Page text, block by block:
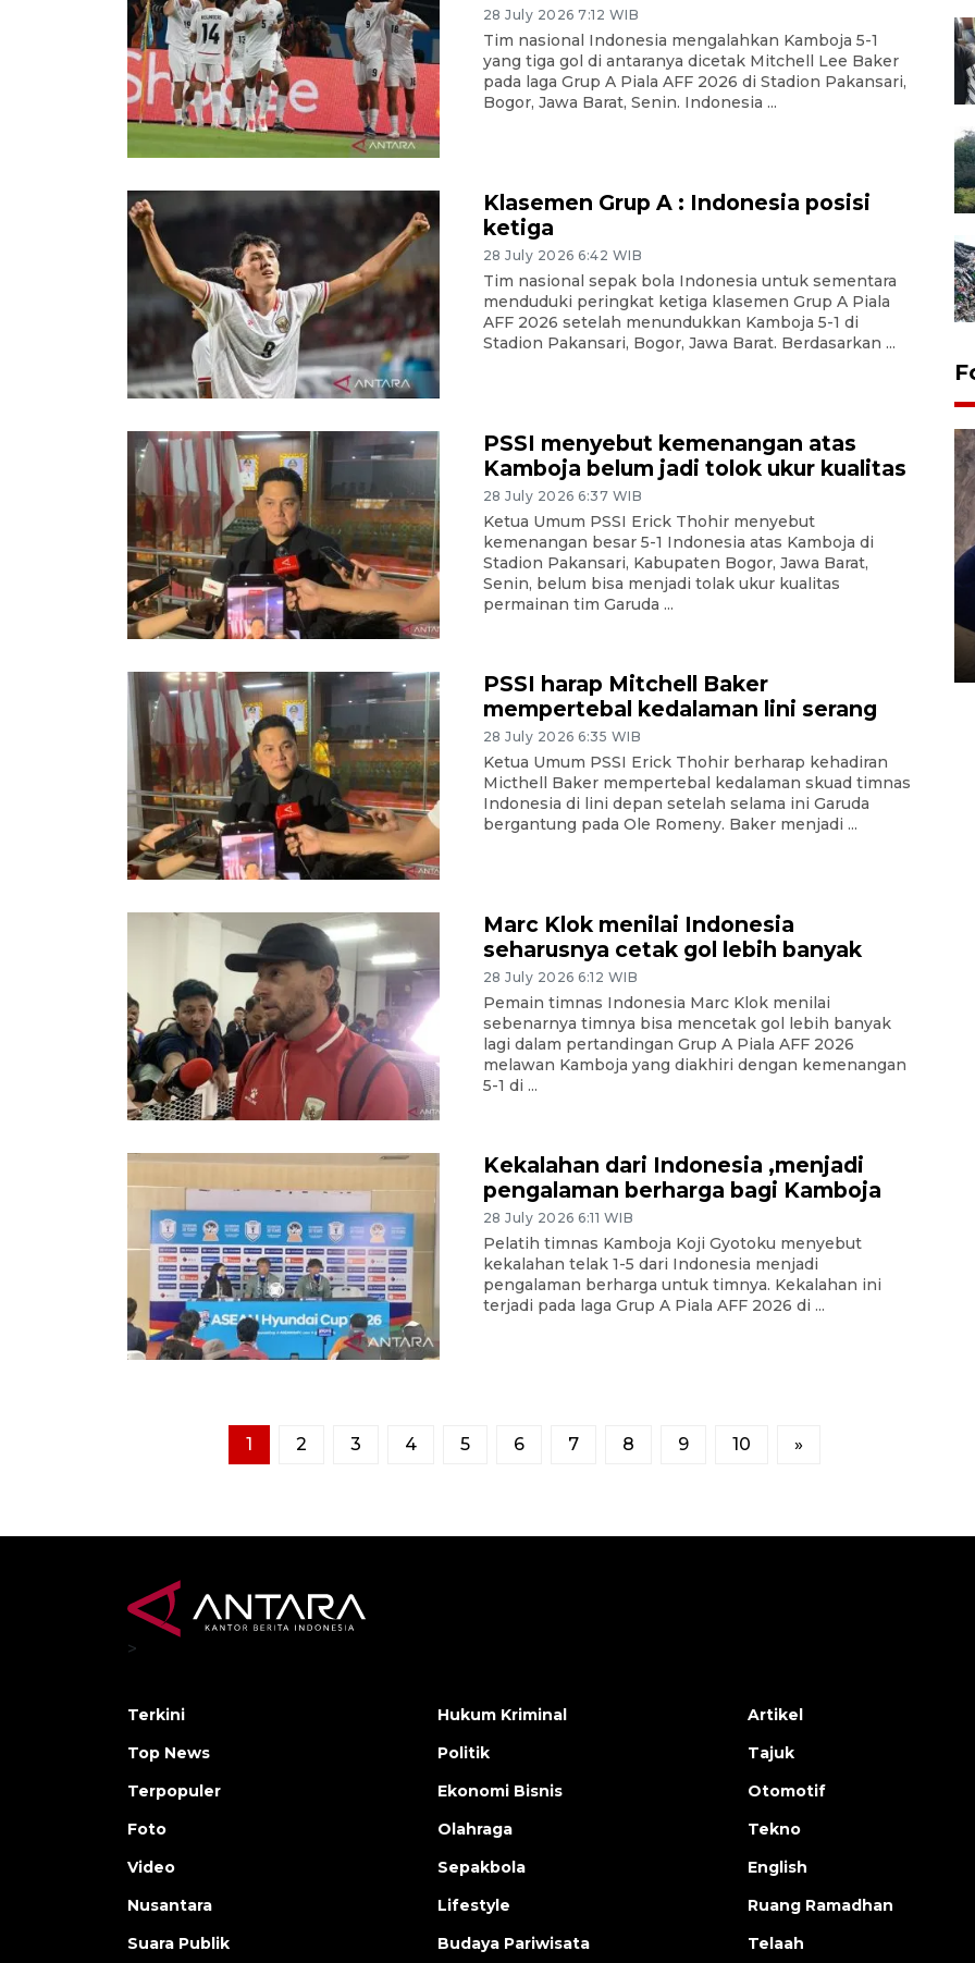
28 July 2026 7:12 WIB
Tim nasional Indonesia mengalahkan Kamboja 5-1
yang tiga gol di antaranya dicetak Mitchell Lee Baker
pada laga Grup A Piala AFF 2026 di Stadion Pakansari,
Bogor, Jawa Barat, Senin. Indonesia ...
Klasemen Grup A : Indonesia posisi
ketiga
28 July 2026 6:42 WIB
Tim nasional sepak bola Indonesia untuk sementara
menduduki peringkat ketiga klasemen Grup A Piala
AFF 2026 setelah menundukkan Kamboja 5-1 di
Stadion Pakansari, Bogor, Jawa Barat. Berdasarkan ...
PSSI menyebut kemenangan atas
Kamboja belum jadi tolok ukur kualitas
28 July 2026 6:37 WIB
Ketua Umum PSSI Erick Thohir menyebut
kemenangan besar 5-1 Indonesia atas Kamboja di
Stadion Pakansari, Kabupaten Bogor, Jawa Barat,
Senin, belum bisa menjadi tolak ukur kualitas
permainan tim Garuda ...
PSSI harap Mitchell Baker
mempertebal kedalaman lini serang
28 July 2026 6:35 WIB
Ketua Umum PSSI Erick Thohir berharap kehadiran
Micthell Baker mempertebal kedalaman skuad timnas
Indonesia di lini depan setelah selama ini Garuda
bergantung pada Ole Romeny. Baker menjadi ...
Marc Klok menilai Indonesia
seharusnya cetak gol lebih banyak
28 July 2026 6:12 WIB
Pemain timnas Indonesia Marc Klok menilai
sebenarnya timnya bisa mencetak gol lebih banyak
lagi dalam pertandingan Grup A Piala AFF 2026
melawan Kamboja yang diakhiri dengan kemenangan
5-1 di ...
Kekalahan dari Indonesia ,menjadi
pengalaman berharga bagi Kamboja
28 July 2026 6:11 WIB
Pelatih timnas Kamboja Koji Gyotoku menyebut
kekalahan telak 1-5 dari Indonesia menjadi
pengalaman berharga untuk timnya. Kekalahan ini
terjadi pada laga Grup A Piala AFF 2026 di ...
1 2 3 4 5 6 7 8 9 10 »
Sidang putusan terdakwa
>
Terkini
Top News
Terpopuler
Foto
Video
Nusantara
Suara Publik
Hukum Kriminal
Politik
Ekonomi Bisnis
Olahraga
Sepakbola
Lifestyle
Budaya Pariwisata
Artikel
Tajuk
Otomotif
Tekno
English
Ruang Ramadhan
Telaah